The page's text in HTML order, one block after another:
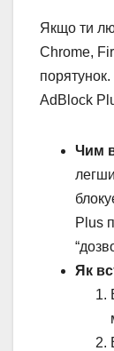
Якщо ти
Chrome,
AdBlock
Чим
Plus
Як